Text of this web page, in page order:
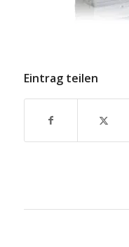
Eintrag teilen